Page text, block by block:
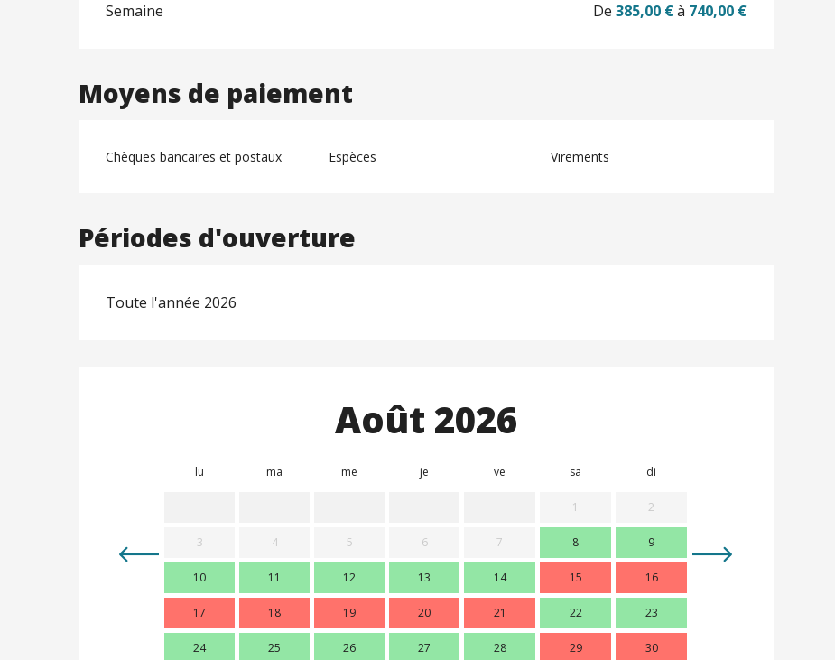
Semaine De385,00 €à 740,00 €
Moyens de paiement
Chèques bancaires et postaux Espèces Virements
Périodes d'ouverture
Toute l'année 2026
Août 2026
lu ma me je ve sa di
1 2
3 4 5 6 7 8 9
10 11 12 13 14 15 16
17 18 19 20 21 22 23
24 25 26 27 28 29 30